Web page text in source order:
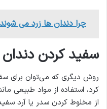
چرا دندان ها زرد می
سفید کردن دندان
روش دیگری که می‌توان برای
کرد، استفاده از مواد طبیعی
از مخلوط کردن سدر یا آرد سفید